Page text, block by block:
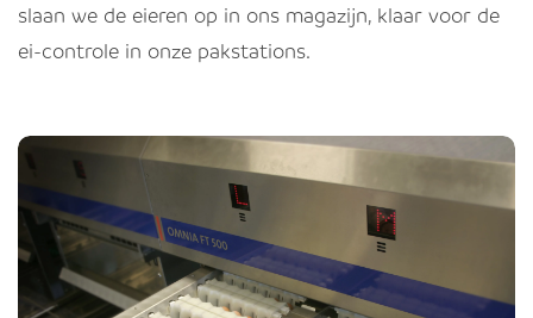
slaan we de eieren op in ons magazijn, klaar voor de
ei-controle in onze pakstations.